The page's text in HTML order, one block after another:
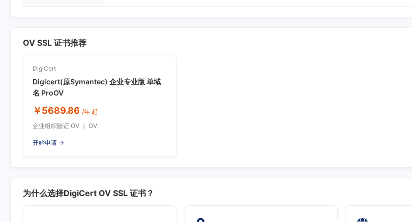
OV SSL 证书推荐
DigiCert
Digicert(原Symantec) 企业专业版 单域
名 ProOV
￥5689.86 /年 起
企业组织验证 OV ｜ OV
开始申请 →
为什么选择DigiCert OV SSL 证书？